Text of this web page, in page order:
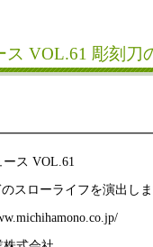
ス VOL.61 彫刻刀
ス VOL.61
スローライフを演出しま